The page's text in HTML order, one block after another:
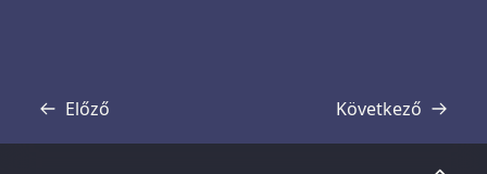
Előző
Átirat Következő
Átirat